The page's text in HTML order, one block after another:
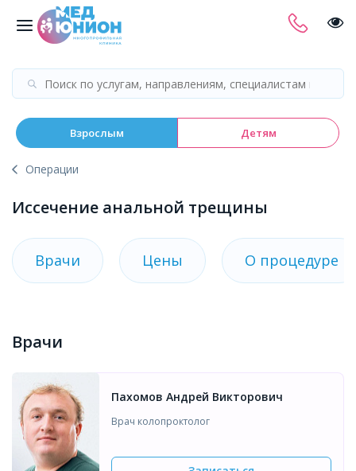
Взрослым Детям
Операции
Иссечение анальной трещины
Врачи Цены О процедуре
Врачи
Пахомов Андрей Викторович
Врач колопроктолог